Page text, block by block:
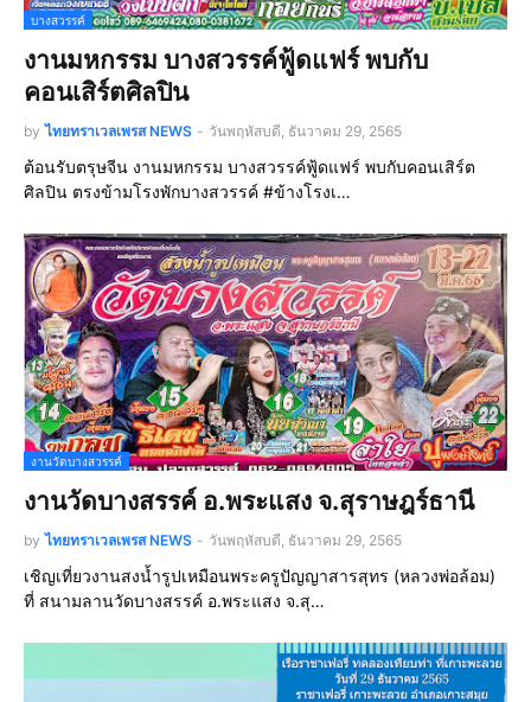
บางสวรรค์
งานมหกรรม บางสวรรค์ฟู้ดแฟร์ พบกับ
คอนเสิร์ตศิลปิน
by ไทยทราเวลเพรส NEWS - วันพฤหัสบดี, ธันวาคม 29, 2565
ต้อนรับตรุษจีน งานมหกรรม บางสวรรค์ฟู้ดแฟร์ พบกับคอนเสิร์ต
ศิลปิน ตรงข้ามโรงพักบางสวรรค์ #ข้างโรงเ…
งานวัดบางสวรรค์
งานวัดบางสรรค์ อ.พระแสง จ.สุราษฎร์ธานี
by ไทยทราเวลเพรส NEWS - วันพฤหัสบดี, ธันวาคม 29, 2565
เชิญเที่ยวงานสงน้ำรูปเหมือนพระครูปัญญาสารสุทร (หลวงพ่อล้อม)
ที่ สนามลานวัดบางสรรค์ อ.พระแสง จ.สุ…